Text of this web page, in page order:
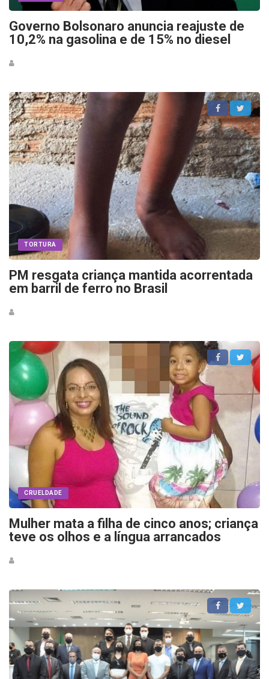
Governo Bolsonaro anuncia reajuste de
10,2% na gasolina e de 15% no diesel
TORTURA
PM resgata criança mantida acorrentada
em barril de ferro no Brasil
CRUELDADE
Mulher mata a filha de cinco anos; criança
teve os olhos e a língua arrancados